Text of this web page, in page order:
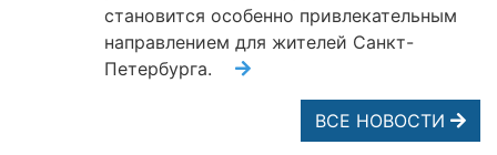
становится особенно привлекательным
направлением для жителей Санкт-
Петербурга.
ВСЕ НОВОСТИ